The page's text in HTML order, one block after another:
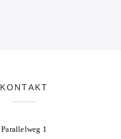
KONTAKT
Parallelweg 1